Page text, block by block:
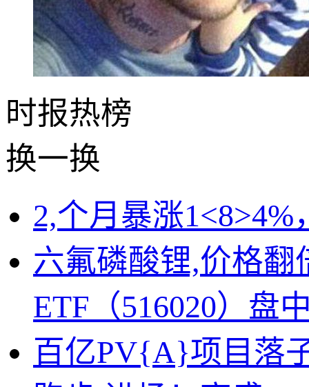
时报热榜
换一换
2,个月暴涨
六氟磷酸锂,价格
ETF（516020）盘
百亿PV{A}项目落